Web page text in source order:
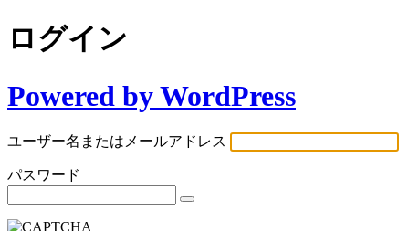
ログイン
Powered by WordPress
ユーザー名またはメールアドレス
パスワード